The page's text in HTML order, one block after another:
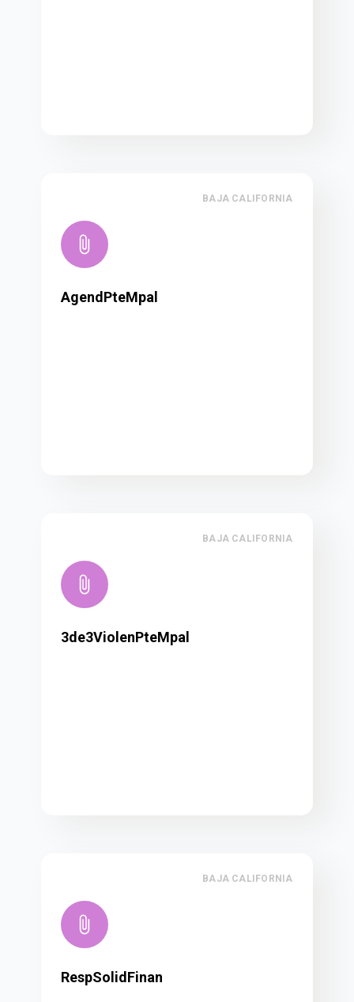
BAJA CALIFORNIA
AgendPteMpal
BAJA CALIFORNIA
3de3ViolenPteMpal
BAJA CALIFORNIA
RespSolidFinan